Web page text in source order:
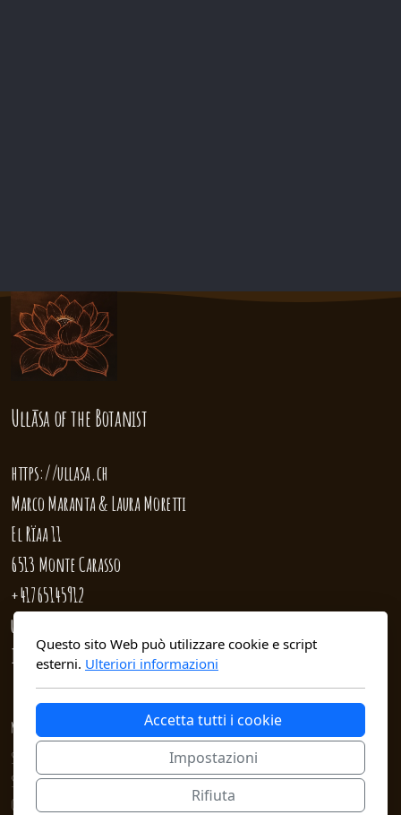
Ullāsaof the Botanist
https://ullasa.ch
Marco Maranta & Laura Moretti
El Rïaa 11
6513 Monte Carasso
+41765145912
ullasa@ullasa.ch
IBAN: CH04 0840 1000 0797 3230 5
Menu principale
SHOP
Sistemi Agroforestali
Giardini Sensoriali
Questo sito Web può utilizzare cookie e script
esterni. Ulteriori informazioni
Accetta tutti i cookie
Impostazioni
Rifiuta